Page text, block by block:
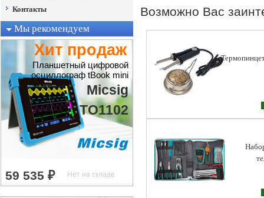
Контакты
Мы рекомендуем
Хит продаж
Планшетный цифровой
осциллограф tBook mini
Micsig
TO1102
Возможно Вас